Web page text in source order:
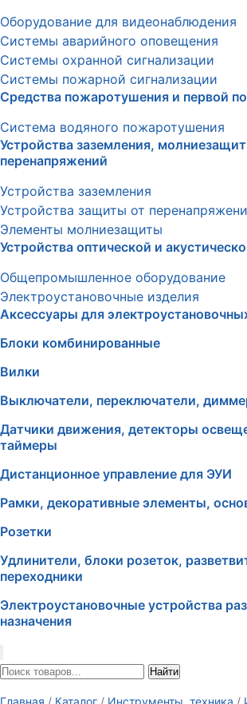
Оборудование для видеонаблюдения
Системы аварийного оповещения
Системы охранной сигнализации
Системы пожарной сигнализации
Средства пожаротушения и первой
Система водяного пожаротушения
Устройства заземления,
перенапряжений
Устройства заземления
Устройства защиты от
Элементы молниезащиты
Устройства оптической и
Общепромышленное оборудование
Электроустановочные изделия
Аксессуары для
Блоки комбинированные
Вилки
Выключатели, переключатели,
Датчики движения, детекторы
таймеры
Дистанционное управление для ЭУИ
Рамки, декоративные элементы,
Розетки
Удлинители, блоки розеток,
переходники
Электроустановочные устройства
назначения
Найти
Главная / Каталог / Инструменты, техника /